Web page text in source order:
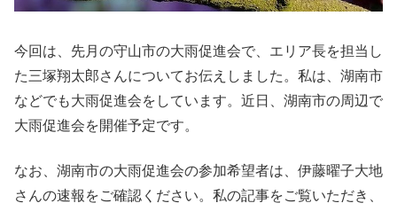
今回は、先月の守山市の大雨促進会で、エリア長を担当し
た三塚翔太郎さんについてお伝えしました。私は、湖南市
などでも大雨促進会をしています。近日、湖南市の周辺で
大雨促進会を開催予定です。
なお、湖南市の大雨促進会の参加希望者は、伊藤曜子大地
さんの速報をご確認ください。私の記事をご覧いただき、